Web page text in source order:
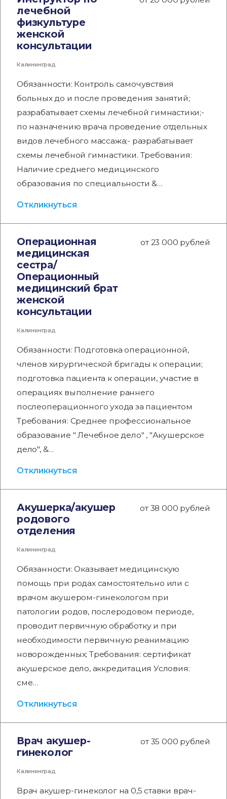
лечебной
физкультуре
женской
консультации
Калининград
Обязанности: Контроль самочувствия
больных до и после проведения занятий;
разрабатывает схемы лечебной гимнастики;-
по назначению врача проведение отдельных
видов лечебного массажа;- разрабатывает
схемы лечебной гимнастики. Требования:
Наличие среднего медицинского
образования по специальности &…
Откликнуться
Операционная
медицинская
сестра/
Операционный
медицинский брат
женской
консультации
от 23 000 рублей
Калининград
Обязанности: Подготовка операционной,
членов хирургической бригады к операции;
подготовка пациента к операции, участие в
операциях выполнение раннего
послеоперационного ухода за пациентом
Требования: Среднее профессиональное
образование " Лечебное дело" , "Акушерское
дело", &…
Откликнуться
Акушерка/акушер
родового
отделения
от 38 000 рублей
Калининград
Обязанности: Оказывает медицинскую
помощь при родах самостоятельно или с
врачом акушером-гинекологом при
патологии родов, послеродовом периоде,
проводит первичную обработку и при
необходимости первичную реанимацию
новорожденных; Требования: сертификат
акушерское дело, аккредитация Условия:
сме…
Откликнуться
Врач акушер-
гинеколог
от 35 000 рублей
Калининград
Врач акушер-гинеколог на 0,5 ставки врач-